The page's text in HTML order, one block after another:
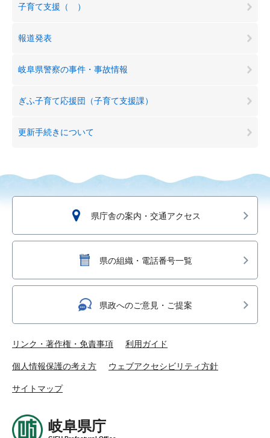
子育て支援（ ）
報道発表
岐阜県警察の事件・事故情報
ぎふ子育て応援団（子育て支援課）
更新手続きについて
県庁舎の案内・交通アクセス
県の組織・電話番号一覧
県政へのご意見・ご提案
リンク・著作権・免責事項 利用ガイド
個人情報保護の考え方 ウェブアクセシビリティ方針
サイトマップ
岐阜県庁